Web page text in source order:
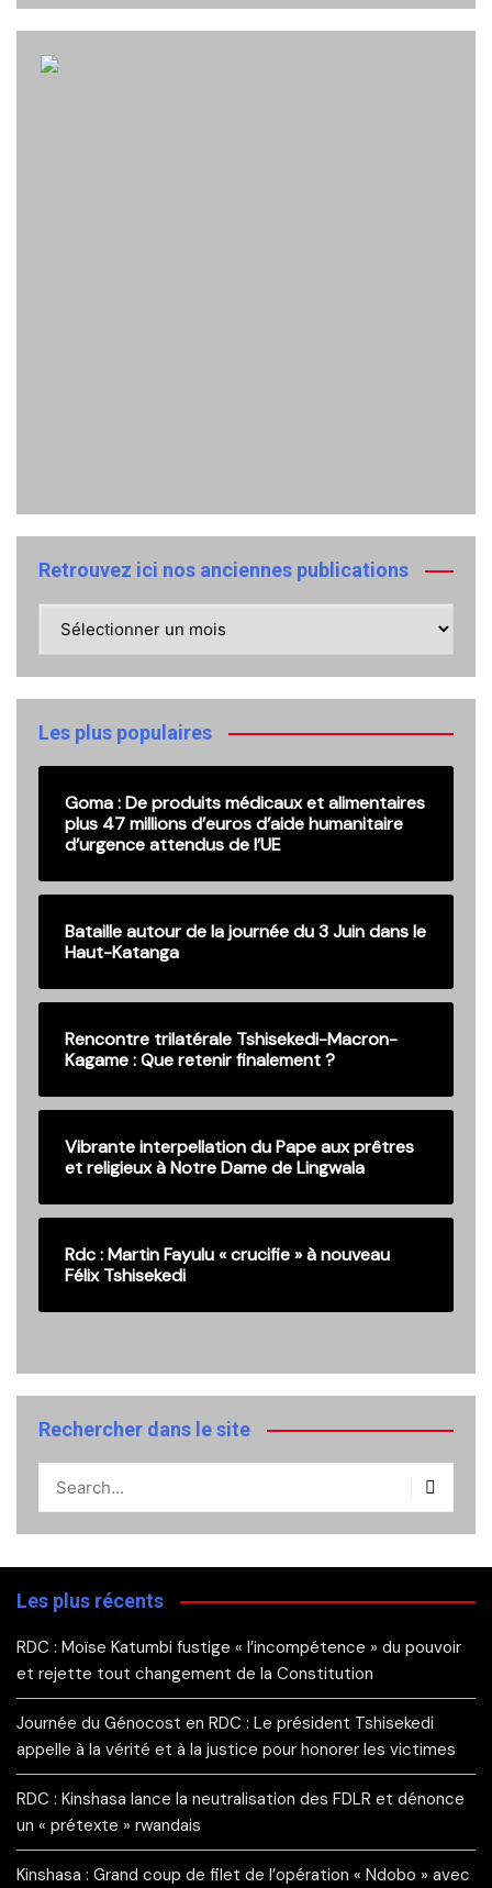
Retrouvez ici nos anciennes publications
anciennes
publications
Les plus populaires
Goma : De produits médicaux et alimentaires
plus 47 millions d’euros d’aide humanitaire
d’urgence attendus de l’UE
Bataille autour de la journée du 3 Juin dans le
Haut-Katanga
Rencontre trilatérale Tshisekedi-Macron-
Kagame : Que retenir finalement ?
Vibrante interpellation du Pape aux prêtres
et religieux à Notre Dame de Lingwala
Rdc : Martin Fayulu « crucifie » à nouveau
Félix Tshisekedi
Rechercher dans le site
Les plus récents
RDC : Moïse Katumbi fustige « l’incompétence » du pouvoir
et rejette tout changement de la Constitution
Journée du Génocost en RDC : Le président Tshisekedi
appelle à la vérité et à la justice pour honorer les victimes
RDC : Kinshasa lance la neutralisation des FDLR et dénonce
un « prétexte » rwandais
Kinshasa : Grand coup de filet de l’opération « Ndobo » avec